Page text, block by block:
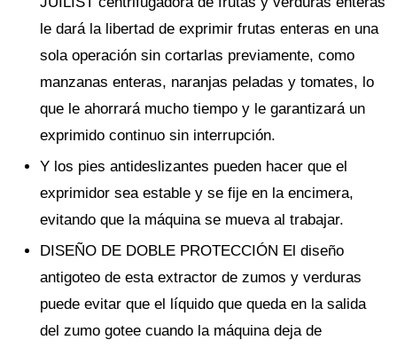
le dará la libertad de exprimir frutas enteras en una
sola operación sin cortarlas previamente, como
manzanas enteras, naranjas peladas y tomates, lo
que le ahorrará mucho tiempo y le garantizará un
exprimido continuo sin interrupción.
Y los pies antideslizantes pueden hacer que el
exprimidor sea estable y se fije en la encimera,
evitando que la máquina se mueva al trabajar.
DISEÑO DE DOBLE PROTECCIÓN El diseño
antigoteo de esta extractor de zumos y verduras
puede evitar que el líquido que queda en la salida
del zumo gotee cuando la máquina deja de